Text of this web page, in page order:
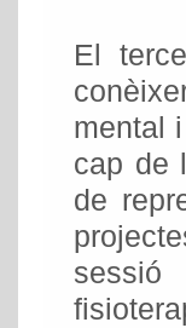
El
mental
cap de
de